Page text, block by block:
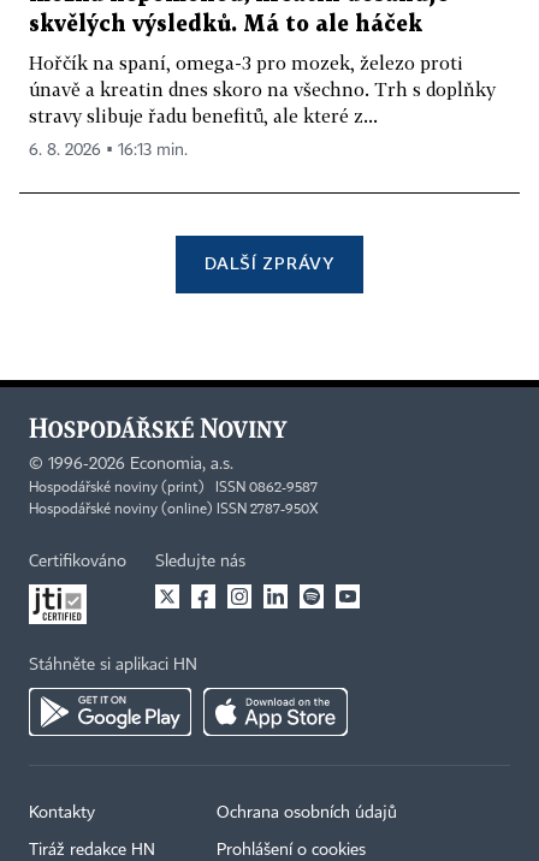
skvělých výsledků. Má to ale háček
Hořčík na spaní, omega-3 pro mozek, železo proti
únavě a kreatin dnes skoro na všechno. Trh s doplňky
stravy slibuje řadu benefitů, ale které z...
6. 8. 2026 ▪ 16:13 min.
DALŠÍ ZPRÁVY
© 1996-2026 Economia, a.s.
Hospodářské noviny (print) ISSN 0862-9587
Hospodářské noviny (online) ISSN 2787-950X
Certifikováno Sledujte nás
Stáhněte si aplikaci HN
Kontakty
Tiráž redakce HN
Ochrana osobních údajů
Prohlášení o cookies